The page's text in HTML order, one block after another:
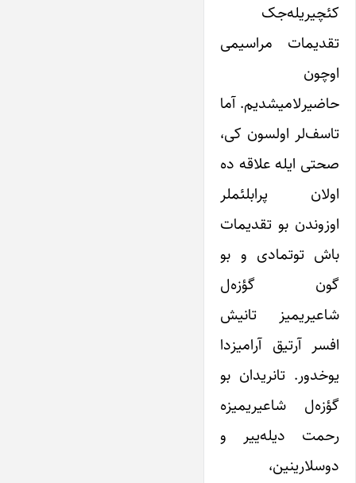
کئچیریله‌جک
تقدیمات مراسیمی
اوچون
حاضیرلامیشدیم. آما
تاسف‌لر اولسون کی،
صحتی ایله علاقه ده
اولان پرابلئملر
اوزوندن بو تقدیمات
باش توتمادی و بو
گون گؤزه‌ل
شاعیریمیز تانیش
افسر آرتیق آرامیزدا
یوخدور. تانریدان بو
گؤزه‌ل شاعیریمیزه
رحمت دیله‌ییر و
دوسلارینین،